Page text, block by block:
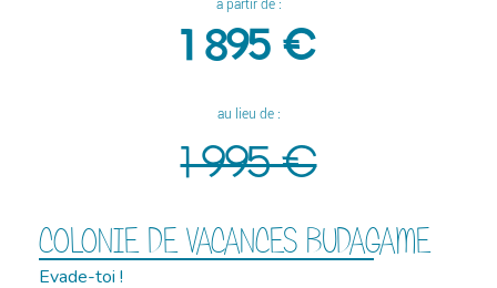
à partir de :
1 895 €
au lieu de :
1 995 €
COLONIE DE VACANCES BUDAGAME
Evade-toi !